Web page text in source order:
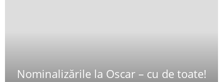
Nominalizările la Oscar – cu de toate!